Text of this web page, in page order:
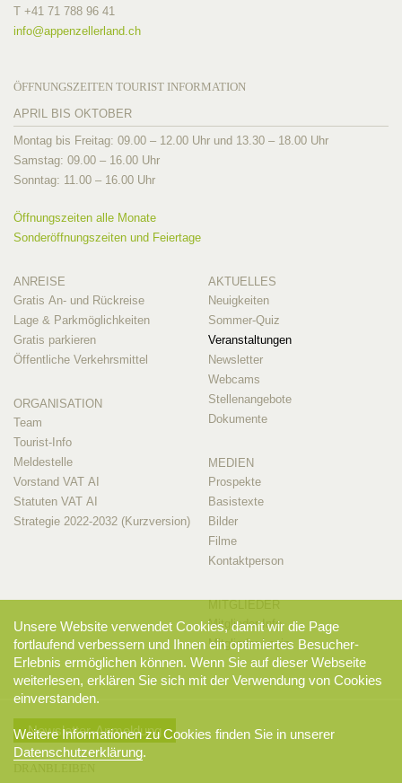
T +41 71 788 96 41
info@appenzellerland.ch
ÖFFNUNGSZEITEN TOURIST INFORMATION
APRIL BIS OKTOBER
Montag bis Freitag: 09.00 – 12.00 Uhr und 13.30 – 18.00 Uhr
Samstag: 09.00 – 16.00 Uhr
Sonntag: 11.00 – 16.00 Uhr
Öffnungszeiten alle Monate
Sonderöffnungszeiten und Feiertage
ANREISE
Gratis An- und Rückreise
Lage & Parkmöglichkeiten
Gratis parkieren
Öffentliche Verkehrsmittel
ORGANISATION
Team
Tourist-Info
Meldestelle
Vorstand VAT AI
Statuten VAT AI
Strategie 2022-2032 (Kurzversion)
AKTUELLES
Neuigkeiten
Sommer-Quiz
Veranstaltungen
Newsletter
Webcams
Stellenangebote
Dokumente
MEDIEN
Prospekte
Basistexte
Bilder
Filme
Kontaktperson
Mitglieder-Info
Mitglieder-Login
Newsletter-Anmeldung
Unsere Website verwendet Cookies, damit wir die Page
fortlaufend verbessern und Ihnen ein optimiertes Besucher-
Erlebnis ermöglichen können. Wenn Sie auf dieser Webseite
weiterlesen, erklären Sie sich mit der Verwendung von Cookies
einverstanden.
Weitere Informationen zu Cookies finden Sie in unserer
Datenschutzerklärung.